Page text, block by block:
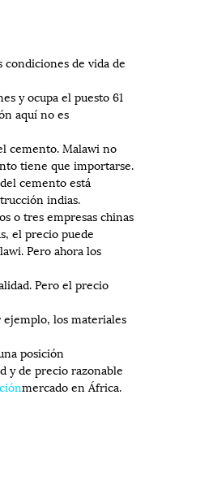
de vida de
y ocupa el puesto 61
aquí no es
cemento. Malawi no
tiene que importarse.
cemento está
indias.
o tres empresas chinas
el precio puede
Pero ahora los
Pero el precio
ejemplo, los materiales
posición
y de precio razonable
mercado en África.